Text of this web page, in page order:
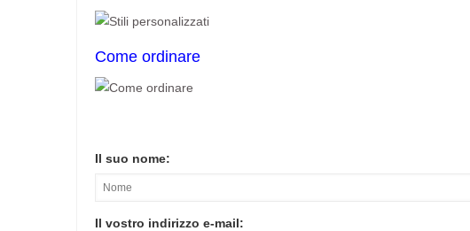
Come ordinare
Il suo nome:
Il vostro indirizzo e-mail: